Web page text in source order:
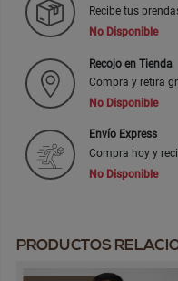
Recibe tus
No Disponible
Recojo en Tienda
Compra y retira
No Disponible
Envío Express
Compra hoy y
No Disponible
PRODUCTOS